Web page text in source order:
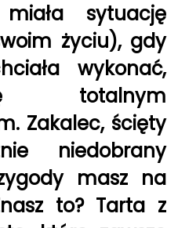
sytuację
życiu), gdy
wykonać,
totalnym
Zakalec, ścięty
niedobrany
masz na
to? Tarta z